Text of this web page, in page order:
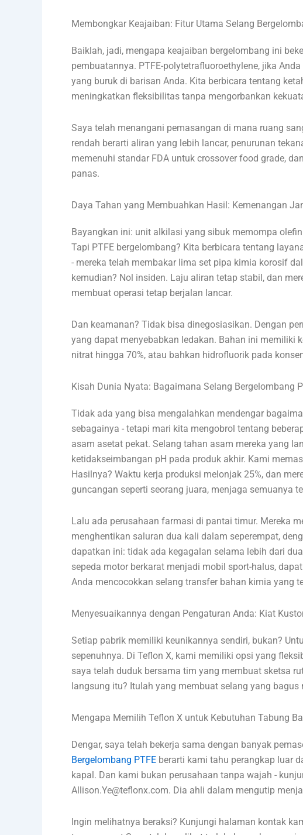
Membongkar Keajaiban: Fitur Utama Selang
Baiklah, jadi, mengapa keajaiban bergelombang ini
pembuatannya. PTFE-polytetrafluoroethylene, jika
yang buruk di barisan Anda. Kita berbicara tentang
meningkatkan fleksibilitas tanpa mengorbankan
Saya telah menangani pemasangan di mana ruang
rendah berarti aliran yang lebih lancar, penurunan
memenuhi standar FDA untuk crossover food grade,
panas.
Daya Tahan yang Membuahkan Hasil: Kemenangan
Bayangkan ini: unit alkilasi yang sibuk memompa
Tapi PTFE bergelombang? Kita berbicara tentang
- mereka telah membakar lima set pipa kimia korosif
kemudian? Nol insiden. Laju aliran tetap stabil, dan
membuat operasi tetap berjalan lancar.
Dan keamanan? Tidak bisa dinegosiasikan. Dengan
yang dapat menyebabkan ledakan. Bahan ini memiliki
nitrat hingga 70%, atau bahkan hidrofluorik pada
Kisah Dunia Nyata: Bagaimana Selang Bergelombang
Tidak ada yang bisa mengalahkan mendengar
sebagainya - tetapi mari kita mengobrol tentang
asam asetat pekat. Selang tahan asam mereka yang
ketidakseimbangan pH pada produk akhir. Kami
Hasilnya? Waktu kerja produksi melonjak 25%, dan
guncangan seperti seorang juara, menjaga semuanya
Lalu ada perusahaan farmasi di pantai timur. Mereka
menghentikan saluran dua kali dalam seperempat,
dapatkan ini: tidak ada kegagalan selama lebih dari
sepeda motor berkarat menjadi mobil sport-halus,
Anda mencocokkan selang transfer bahan kimia yang
Menyesuaikannya dengan Pengaturan Anda: Kiat
Setiap pabrik memiliki keunikannya sendiri, bukan?
sepenuhnya. Di Teflon X, kami memiliki opsi yang
saya telah duduk bersama tim yang membuat sketsa
langsung itu? Itulah yang membuat selang yang bagus
Mengapa Memilih Teflon X untuk Kebutuhan Tabung
Dengar, saya telah bekerja sama dengan banyak
Bergelombang PTFE berarti kami tahu perangkap luar
kapal. Dan kami bukan perusahaan tanpa wajah -
Allison.Ye@teflonx.com. Dia ahli dalam mengutip
Ingin melihatnya beraksi? Kunjungi halaman kontak